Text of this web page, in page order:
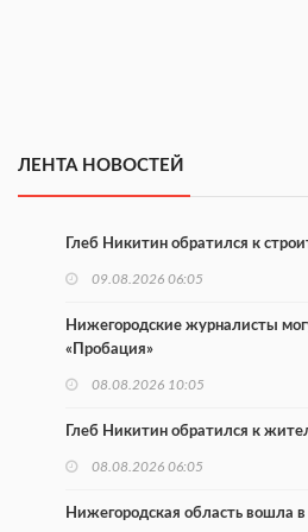
ЛЕНТА НОВОСТЕЙ
Глеб Никитин обратился к
09.08.2026 06:05
Нижегородские журналисты
«Пробация»
08.08.2026 10:05
Глеб Никитин обратился к
08.08.2026 06:05
Нижегородская область вошла